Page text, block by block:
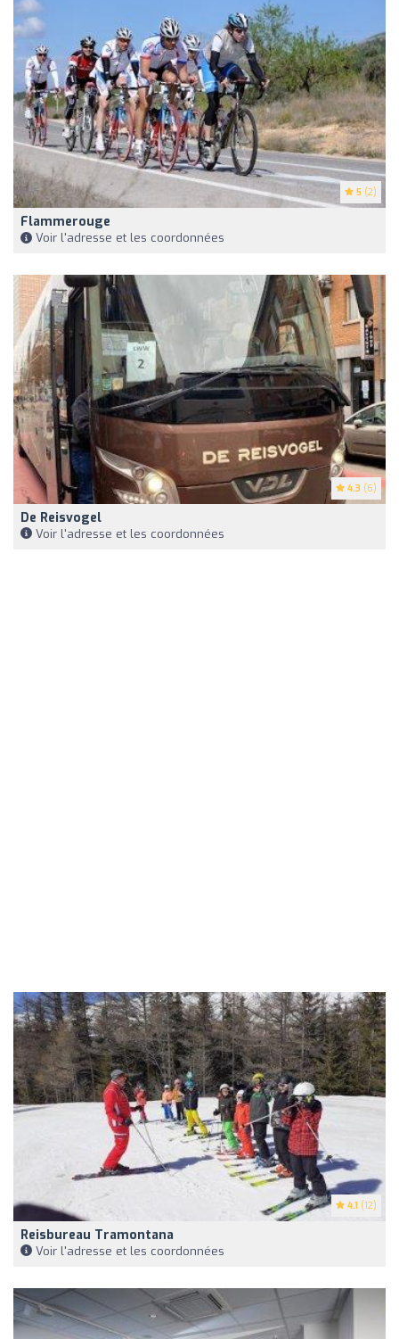
5 (2)
Flammerouge
Voir l'adresse et les coordonnées
4.3 (6)
De Reisvogel
Voir l'adresse et les coordonnées
4.1 (12)
Reisbureau Tramontana
Voir l'adresse et les coordonnées